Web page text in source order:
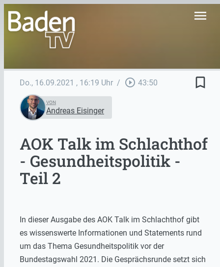
menu
Do., 16.09.2021 , 16:19 Uhr / play_circle_outline 43:50 bookmark_border
VON
Andreas Eisinger
AOK Talk im Schlachthof
- Gesundheitspolitik -
Teil 2
In dieser Ausgabe des AOK Talk im Schlachthof gibt
es wissenswerte Informationen und Statements rund
um das Thema Gesundheitspolitik vor der
Bundestagswahl 2021. Die Gesprächsrunde setzt sich